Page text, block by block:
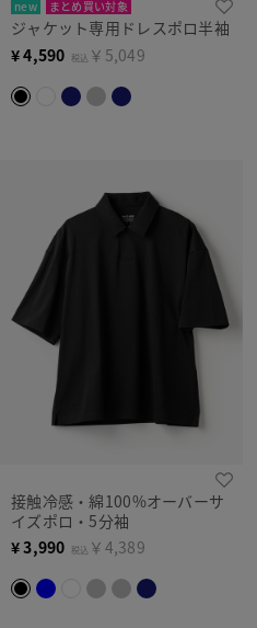
new まとめ買い対象
ジャケット専用ドレスポロ半袖
¥4,590 税込 ￥5,049
接触冷感・綿100%オーバーサ
イズポロ・5分袖
¥3,990 税込 ￥4,389